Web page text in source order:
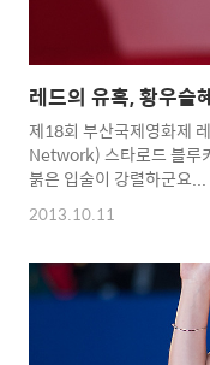
레드의 유혹, 황우슬
제18회 부산국제영화제
Network) 스타로드 블루
붉은 입술이 강렬하군요
Copyright 2012.
without permission.
2013.10.11